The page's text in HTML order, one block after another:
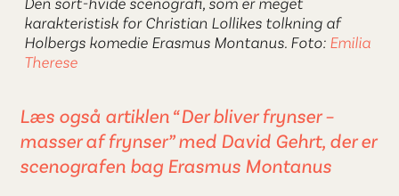
karakteristisk for Christian Lollikes tolkning af
Holbergs komedie Erasmus Montanus. Foto: Emilia
Therese
Læs også artiklen “Der bliver frynser –
masser af frynser” med David Gehrt, der er
scenografen bag Erasmus Montanus